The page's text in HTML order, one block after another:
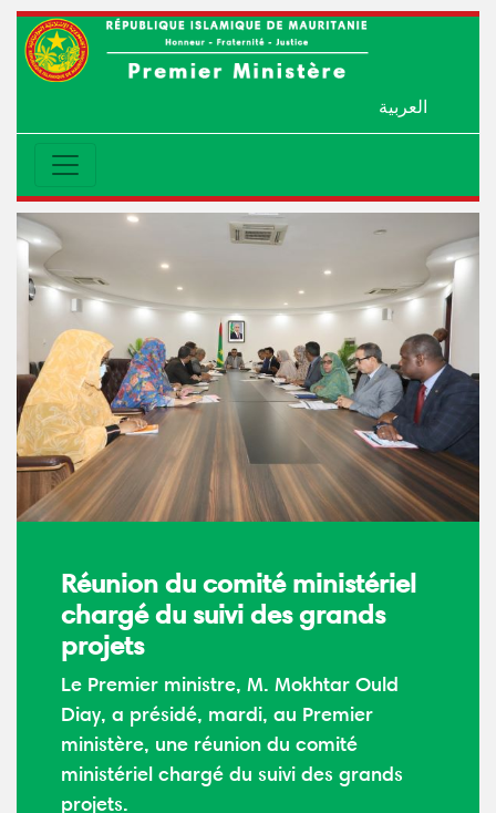
العربية
s’adresse à la nation à
l’occasion de la 64ème fête de
l’indépendance
S.E le président de la République,
Mohamed Ould Cheikh El-Ghazouani, a
prononcé, mercredi soir, un important
discours à la nation à l’occasion du
64ème anniversaire de la fête de